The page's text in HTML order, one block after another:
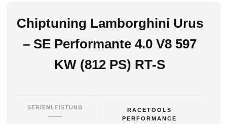
Chiptuning Lamborghini Urus
– SE Performante 4.0 V8 597
KW (812 PS) RT-S
SERIENLEISTUNG
RACETOOLS
PERFORMANCE